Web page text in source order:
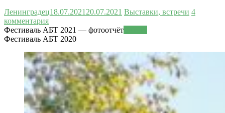
Ленинградец18.07.2021 20.07.2021 Выставки, встречи 4
комментария
Фестиваль АБТ 2021 — фотоотчёт
Фестиваль АБТ 2020